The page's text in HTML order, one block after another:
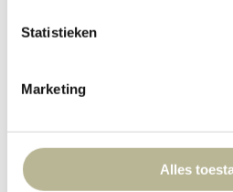
Statistieken
Marketing
Alles